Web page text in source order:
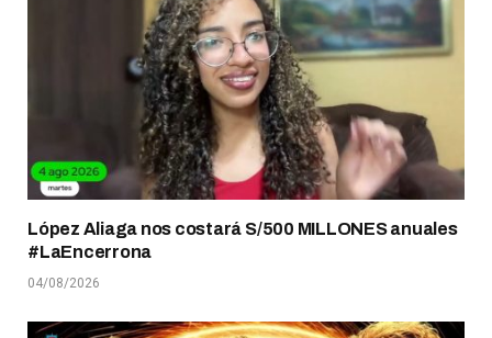
López Aliaga nos costará S/500 MILLONES anuales
#LaEncerrona
04/08/2026